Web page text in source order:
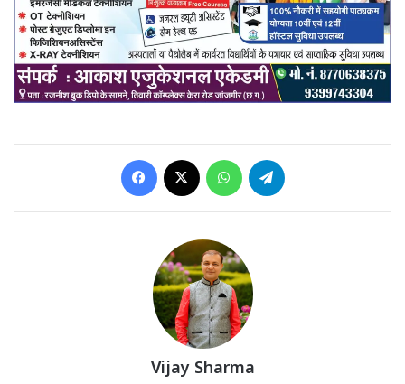
Facebook WhatsApp
Vijay Sharma